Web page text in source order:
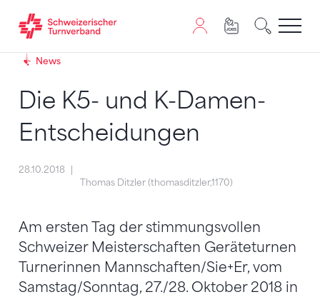
Zum Inhalt springen
Zur Sitemap navigieren
Zum Navigieren dieser Seite wird JavaScript benötigt.
News
Die K5- und K-Damen-
Entscheidungen
28.10.2018
Thomas Ditzler (thomasditzler,1170)
Am ersten Tag der stimmungsvollen
Schweizer Meisterschaften Geräteturnen
Turnerinnen Mannschaften/Sie+Er, vom
Samstag/Sonntag, 27./28. Oktober 2018 in